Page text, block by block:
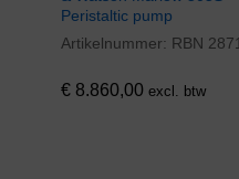
Peristaltic pump
Artikelnummer: RBN
€8.860,00 excl. btw
€8.860,00